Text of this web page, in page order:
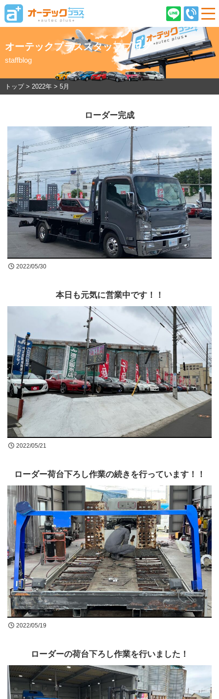
ご契約後のお客様へ 店舗情報
企業情報 採用情報
在庫車情報
オーテックプラスとは
ご購入の流れ
オーテック安心保証
車検・ピットサービス
買取無料査定
お問合せ
LINE公式アカウントはじめました!
オーテックプラススタッフブログ
staffblog
トップ> 2022年 > 5月
ローダー完成
2022/05/30
本日も元気に営業中です！！
2022/05/21
ローダー荷台下ろし作業の続きを行っています！！
2022/05/19
ローダーの荷台下ろし作業を行いました！